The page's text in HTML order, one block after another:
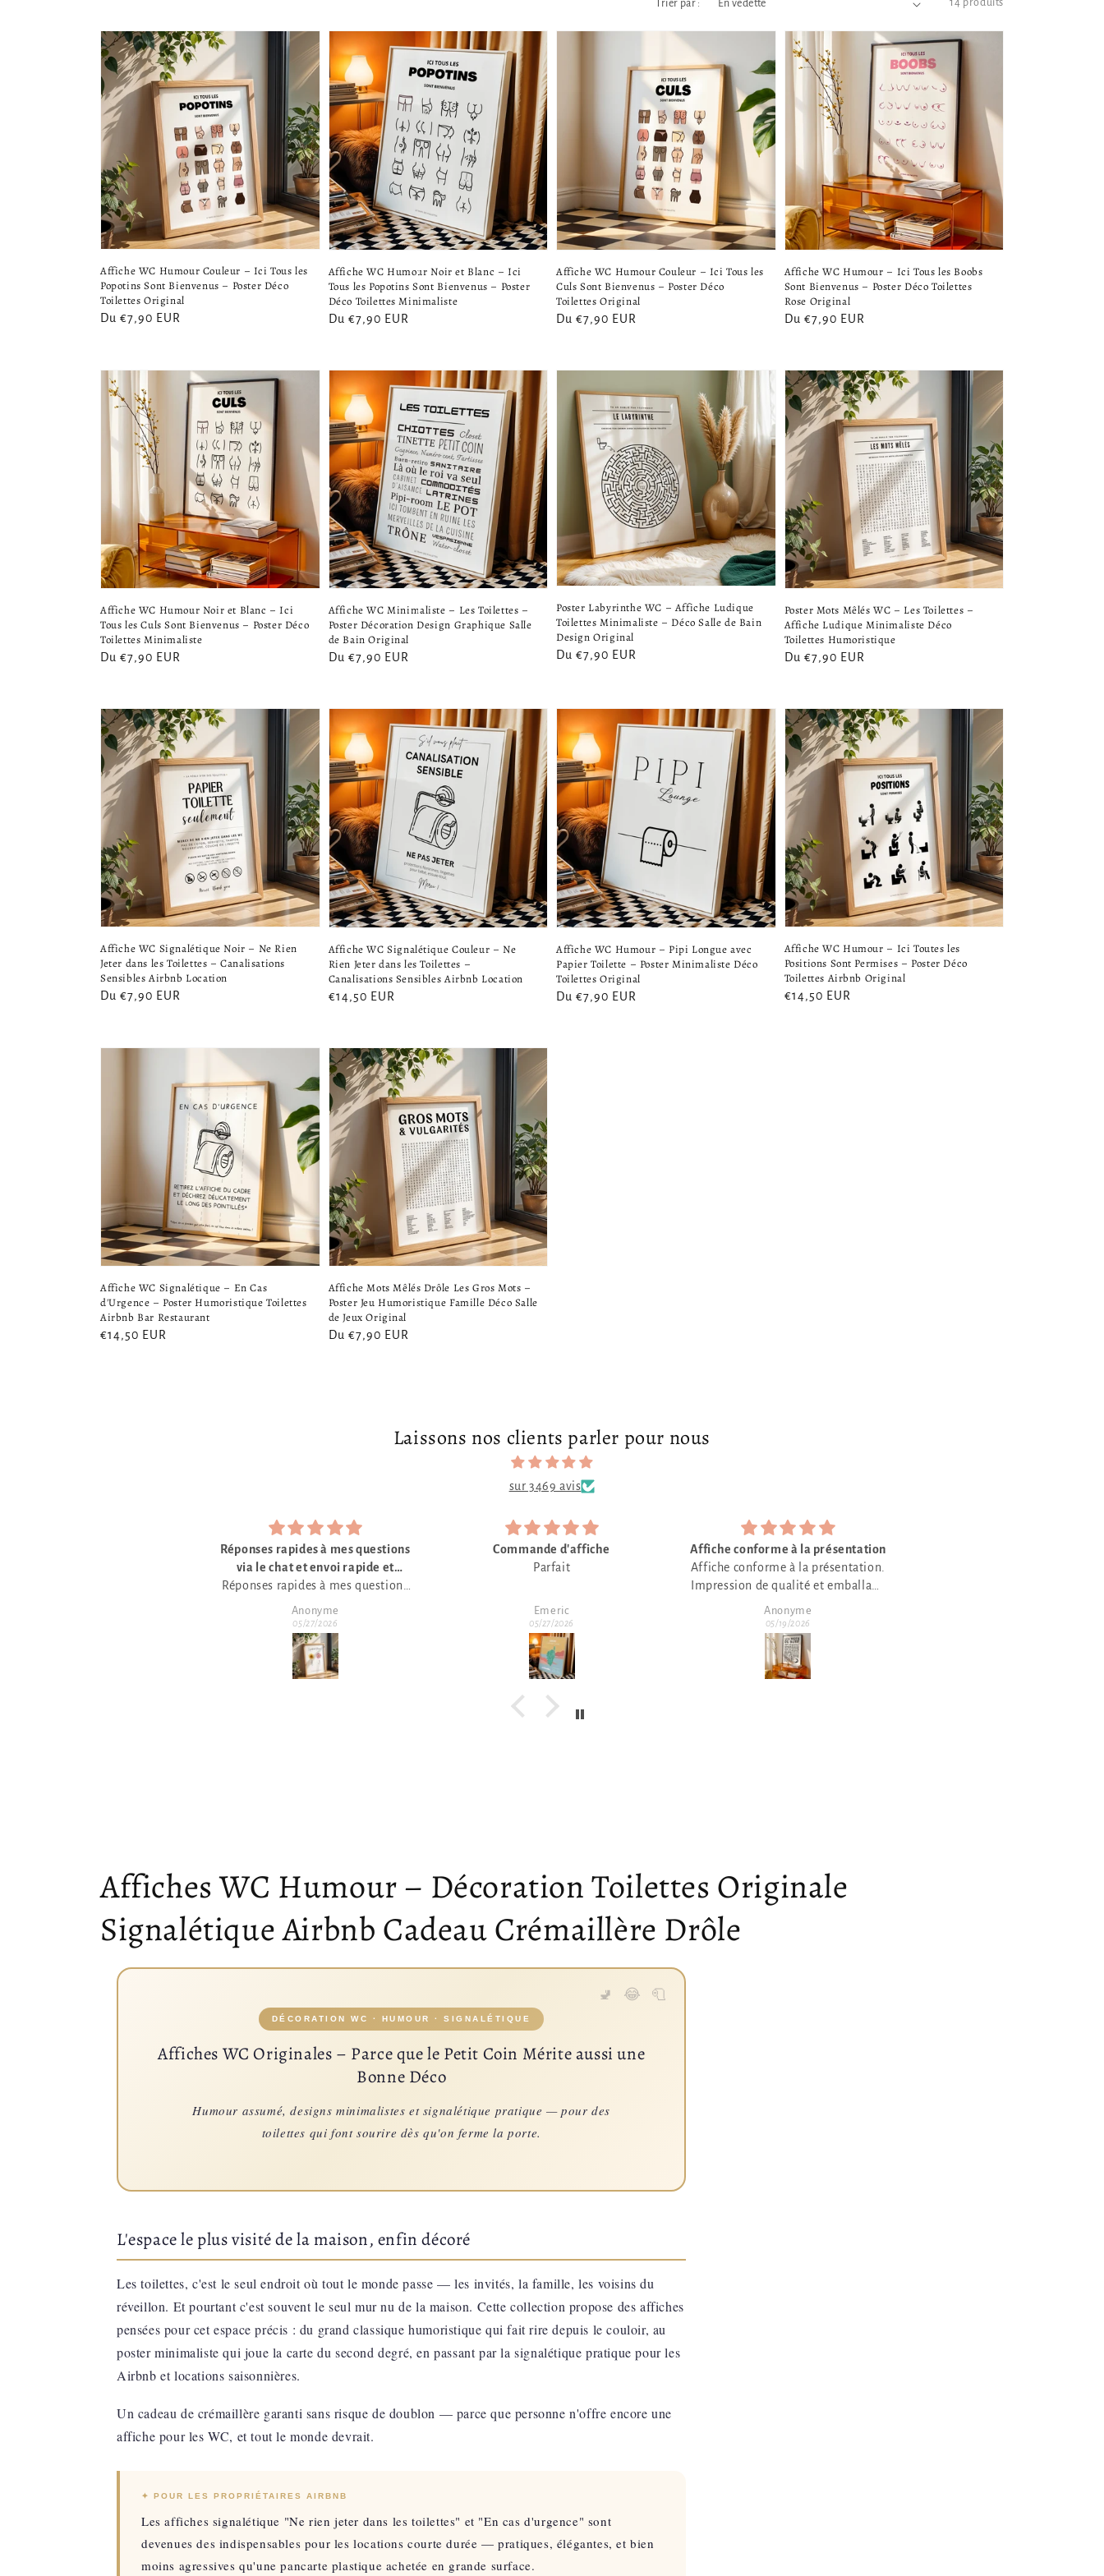
Trier par : 14 produits
Affiche WC Humour Couleur – Ici Tous les
Popotins Sont Bienvenus – Poster Déco
Toilettes Original
Prix
Du €7,90 EUR
Affiche WC Humour Noir et Blanc – Ici
Tous les Popotins Sont Bienvenus – Poster
Déco Toilettes Minimaliste
Prix
Du €7,90 EUR
Affiche WC Humour Couleur – Ici Tous les
Culs Sont Bienvenus – Poster Déco
Toilettes Original
Prix
Du €7,90 EUR
Affiche WC Humour – Ici Tous les Boobs
Sont Bienvenus – Poster Déco Toilettes
Rose Original
Prix
Du €7,90 EUR
Affiche WC Humour Noir et Blanc – Ici
Tous les Culs Sont Bienvenus – Poster Déco
Toilettes Minimaliste
Prix
Du €7,90 EUR
Affiche WC Minimaliste – Les Toilettes –
Poster Décoration Design Graphique Salle
de Bain Original
Prix
Du €7,90 EUR
Poster Labyrinthe WC – Affiche Ludique
Toilettes Minimaliste – Déco Salle de Bain
Design Original
Prix
Du €7,90 EUR
Poster Mots Mêlés WC – Les Toilettes –
Affiche Ludique Minimaliste Déco
Toilettes Humoristique
Prix
Du €7,90 EUR
Affiche WC Signalétique Noir – Ne Rien
Jeter dans les Toilettes – Canalisations
Sensibles Airbnb Location
Prix
Du €7,90 EUR
Affiche WC Signalétique Couleur – Ne
Rien Jeter dans les Toilettes –
Canalisations Sensibles Airbnb Location
Prix
€14,50 EUR
Affiche WC Humour – Pipi Longue avec
Papier Toilette – Poster Minimaliste Déco
Toilettes Original
Prix
Du €7,90 EUR
Affiche WC Humour – Ici Toutes les
Positions Sont Permises – Poster Déco
Toilettes Airbnb Original
Prix
€14,50 EUR
Affiche WC Signalétique – En Cas
d'Urgence – Poster Humoristique Toilettes
Airbnb Bar Restaurant
Prix
€14,50 EUR
Affiche Mots Mêlés Drôle Les Gros Mots –
Poster Jeu Humoristique Famille Déco Salle
de Jeux Original
Prix
Du €7,90 EUR
Laissons nos clients parler pour nous
sur 3469 avis
Commande d'affiche
Parfait
Emeric
05/27/2026
Affiche conforme à la présentation
Affiche conforme à la présentation.
soigné.
Merci pour les délais courts de
traitement
Anonyme
05/19/2026
J’aime
J’aime beaucoup
Anonyme
04/21/2026
Collection:
Affiches WC Humour – Décoration Toilettes Originale
Signalétique Airbnb Cadeau Crémaillère Drôle
DÉCORATION WC · HUMOUR · SIGNALÉTIQUE
Affiches WC Originales – Parce que le Petit Coin Mérite aussi une
Bonne Déco
Humour assumé, designs minimalistes et signalétique pratique — pour des
toilettes qui font sourire dès qu'on ferme la porte.
L'espace le plus visité de la maison, enfin décoré
Les toilettes, c'est le seul endroit où tout le monde passe — les invités, la famille, les voisins du
réveillon. Et pourtant c'est souvent le seul mur nu de la maison. Cette collection propose des affiches
pensées pour cet espace précis : du grand classique humoristique qui fait rire depuis le couloir, au
poster minimaliste qui joue la carte du second degré, en passant par la signalétique pratique pour les
Airbnb et locations saisonnières.
Un cadeau de crémaillère garanti sans risque de doublon — parce que personne n'offre encore une
affiche pour les WC, et tout le monde devrait.
✦ POUR LES PROPRIÉTAIRES AIRBNB
Les affiches signalétique "Ne rien jeter dans les toilettes" et "En cas d'urgence" sont
devenues des indispensables pour les locations courte durée — pratiques, élégantes, et bien
moins agressives qu'une pancarte plastique achetée en grande surface.